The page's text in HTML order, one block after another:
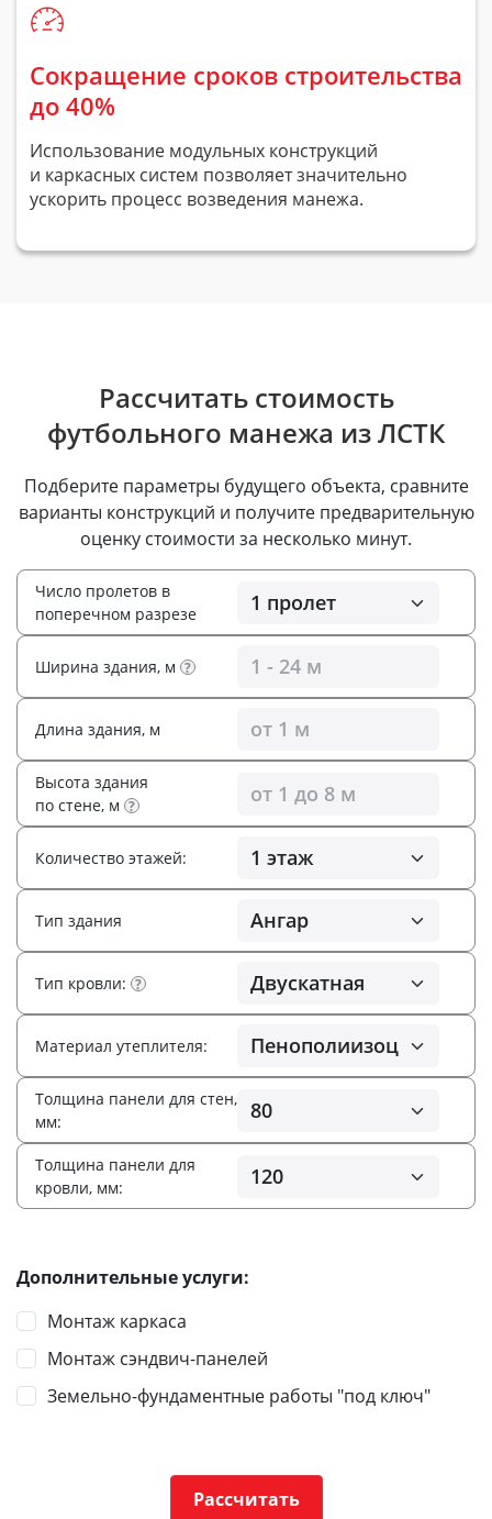
Сокращение сроков строительства
до 40%
Использование модульных конструкций
и каркасных систем позволяет значительно
ускорить процесс возведения манежа.
Рассчитать стоимость
футбольного манежа из ЛСТК
Подберите параметры будущего объекта, сравните
варианты конструкций и получите предварительную
оценку стоимости за несколько минут.
Число пролетов в
поперечном разрезе
Тип здания
Ширина здания, м ?
Тип кровли: ?
Длина здания, м
Материал утеплителя:
Высота здания
по стене, м ?
Толщина панели для стен,
мм:
Количество этажей:
Толщина панели для
кровли, мм:
Дополнительные услуги:
Монтаж каркаса
Монтаж сэндвич-панелей
Земельно-фундаментные работы "под ключ"
Рассчитать